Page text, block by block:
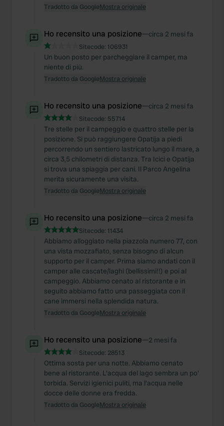
Tradotto da GoogleMostra originale
Ho recensito una posizione—circa 2 mesi fa
Sitecode: 106931
Un buon posto per parcheggiare il camper, ma
niente di più.
Tradotto da GoogleMostra originale
Ho recensito una posizione—circa 2 mesi fa
Sitecode: 55714
Tre stelle per il campeggio e quattro stelle per la
posizione. Si può raggiungere Opatija a piedi
percorrendo un sentiero lastricato lungo il mare, a
circa 3,5 chilometri di distanza. Tra Icici e Opatija
si trova una spiaggia per cani. Il Parco Angelina
merita sicuramente una visita.
Tradotto da GoogleMostra originale
Ho recensito una posizione—circa 2 mesi fa
Sitecode: 11434
Abbiamo alloggiato nella piazzola numero 77, con
una vista mozzafiato, senza bisogno di alcun
supporto per il camper. Prima siamo andati con il
camper alle cascate/laghi (bellissimi!!) e poi al
campeggio. Abbiamo cenato al ristorante e in
seguito abbiamo fatto una passeggiata con il
cane immersi nella splendida natura.
Tradotto da GoogleMostra originale
Ho recensito una posizione—2 mesi fa
Sitecode: 28513
Ottima sosta per una notte. Abbiamo cenato
bene al ristorante. L'acqua del lago sembra un po'
torbida. Servizi igienici puliti, ma l'acqua nelle
docce delle donne era fredda.
Tradotto da GoogleMostra originale